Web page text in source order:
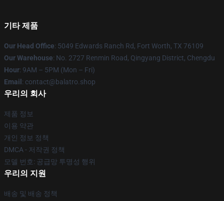
기타 제품
Our Head Office: 5049 Edwards Ranch Rd, Fort Worth, TX 76109
Our Warehouse: No. 2727 Renmin Road, Qingyang District, Chengdu
Hour: 9AM – 5PM (Mon – Fri)
Email : contact@balatro.shop
우리의 회사
제품 정보
이용 약관
개인 정보 정책
DMCA - 저작권 정책
모델 번호: 공급망 투명성 행위
우리의 지원
배송 및 배송 정책